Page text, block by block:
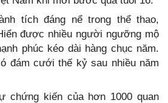
tích đáng nể trong thể thao,
được nhiều người ngưỡng mộ
phúc kéo dài hàng chục năm.
đám cưới thế kỷ sau nhiều năm
chứng kiến của hơn 1000 quan